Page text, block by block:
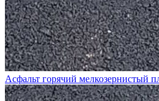
Асфальт горячий мелкозернистый